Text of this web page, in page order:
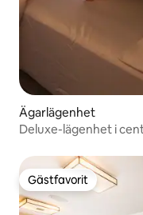
Ägarlägenhet
Deluxe-lägenhet i
Gästfavorit
Gästfavorit